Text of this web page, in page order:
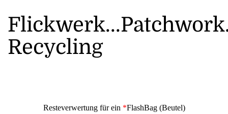
Recycling
Resteverwertung für ein *FlashBag (Beutel)